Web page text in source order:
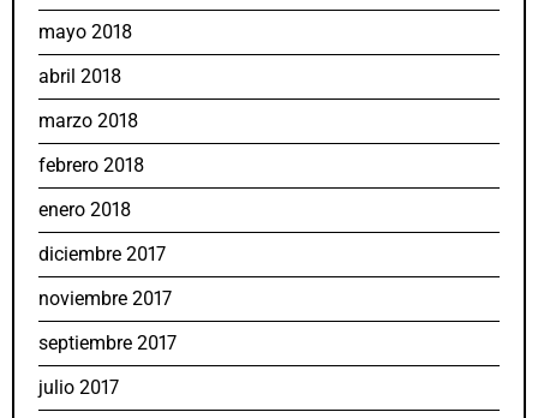
mayo 2018
abril 2018
marzo 2018
febrero 2018
enero 2018
diciembre 2017
noviembre 2017
septiembre 2017
julio 2017